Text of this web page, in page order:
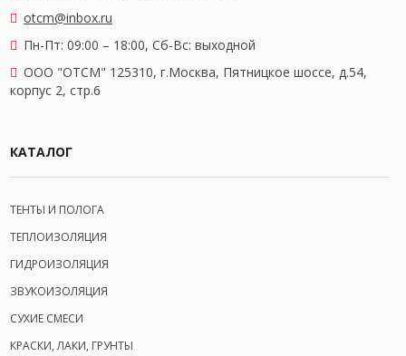
otcm@inbox.ru
Пн-Пт: 09:00 – 18:00, Сб-Вс: выходной
OOO "ОТСМ" 125310, г.Москва, Пятницкое шоссе, д.54,
корпус 2, стр.6
КАТАЛОГ
ТЕНТЫ И ПОЛОГА
ТЕПЛОИЗОЛЯЦИЯ
ГИДРОИЗОЛЯЦИЯ
ЗВУКОИЗОЛЯЦИЯ
СУХИЕ СМЕСИ
КРАСКИ, ЛАКИ, ГРУНТЫ